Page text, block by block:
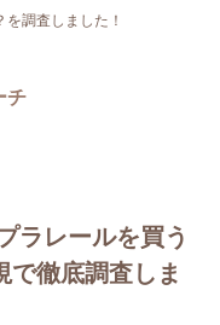
調査しました！
チ
ラレールを買う
で徹底調査しま